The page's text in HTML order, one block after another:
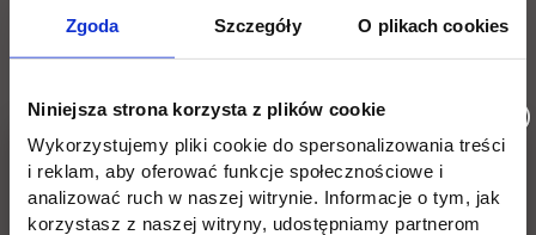
Zgoda Szczegóły O plikach cookies
Niniejsza strona korzysta z plików cookie
Wykorzystujemy pliki cookie do spersonalizowania treści
i reklam, aby oferować funkcje społecznościowe i
analizować ruch w naszej witrynie. Informacje o tym, jak
korzystasz z naszej witryny, udostępniamy partnerom
wnętrz oraz kompleksowych pracach remontowo-
wykończeniowych. Oferuje projektowanie i
w meble ruchome i oświetlenie, a także montaż
Zespół pracuje w oparciu o indywidualne potrzeby
klienta, wykorzystując wysokiej klasy materiały i